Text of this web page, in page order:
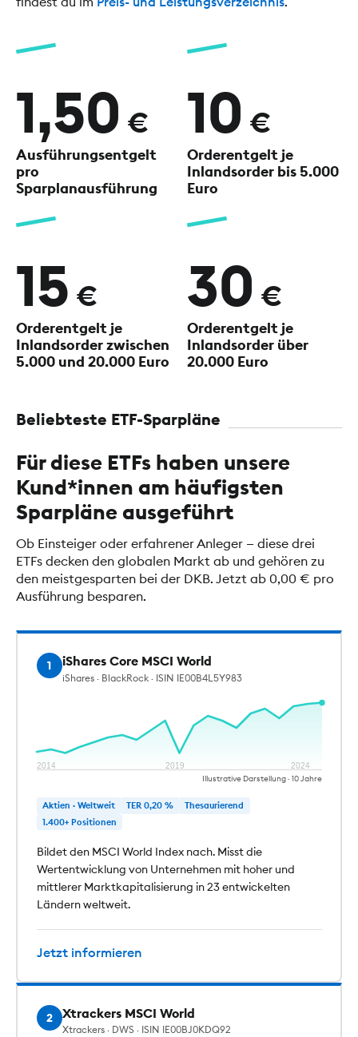
1,50 €
Ausführungsentgelt
pro
Sparplanausführung
10 €
Orderentgelt je
Inlandsorder bis 5.000
Euro
15 €
Orderentgelt je
Inlandsorderzwischen
5.000 und 20.000 Euro
30 €
Orderentgelt je
Inlandsorder über
20.000 Euro
Beliebteste ETF-Sparpläne
Für diese ETFs haben unsere
Kund*innen am häufigsten
Sparpläne ausgeführt
Ob Einsteiger oder erfahrener Anleger — diese drei
ETFs decken den globalen Markt ab und gehören zu
den meistgesparten bei der DKB. Jetzt ab 0,00 € pro
Ausführung besparen.
1 iShares Core MSCI World
iShares · BlackRock · ISIN IE00B4L5Y983
2014 2019 2024
Illustrative Darstellung · 10 Jahre
Aktien · Weltweit TER 0,20 %
Thesaurierend
1.400+ Positionen
Bildet den MSCI World Index nach. Misst die
Wertentwicklung von Unternehmen mit hoher und
mittlerer Marktkapitalisierung in 23 entwickelten
Ländern weltweit.
Jetzt informieren
2 Xtrackers MSCI World
Xtrackers · DWS · ISIN IE00BJ0KDQ92